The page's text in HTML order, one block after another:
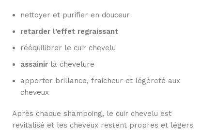
nettoyer et purifier en douceur
retarder l’effet regraissant
rééquilibrer le cuir chevelu
assainir la chevelure
apporter brillance, fraicheur et légèreté aux
cheveux
Après chaque shampoing, le cuir chevelu est
revitalisé et les cheveux restent propres et légers